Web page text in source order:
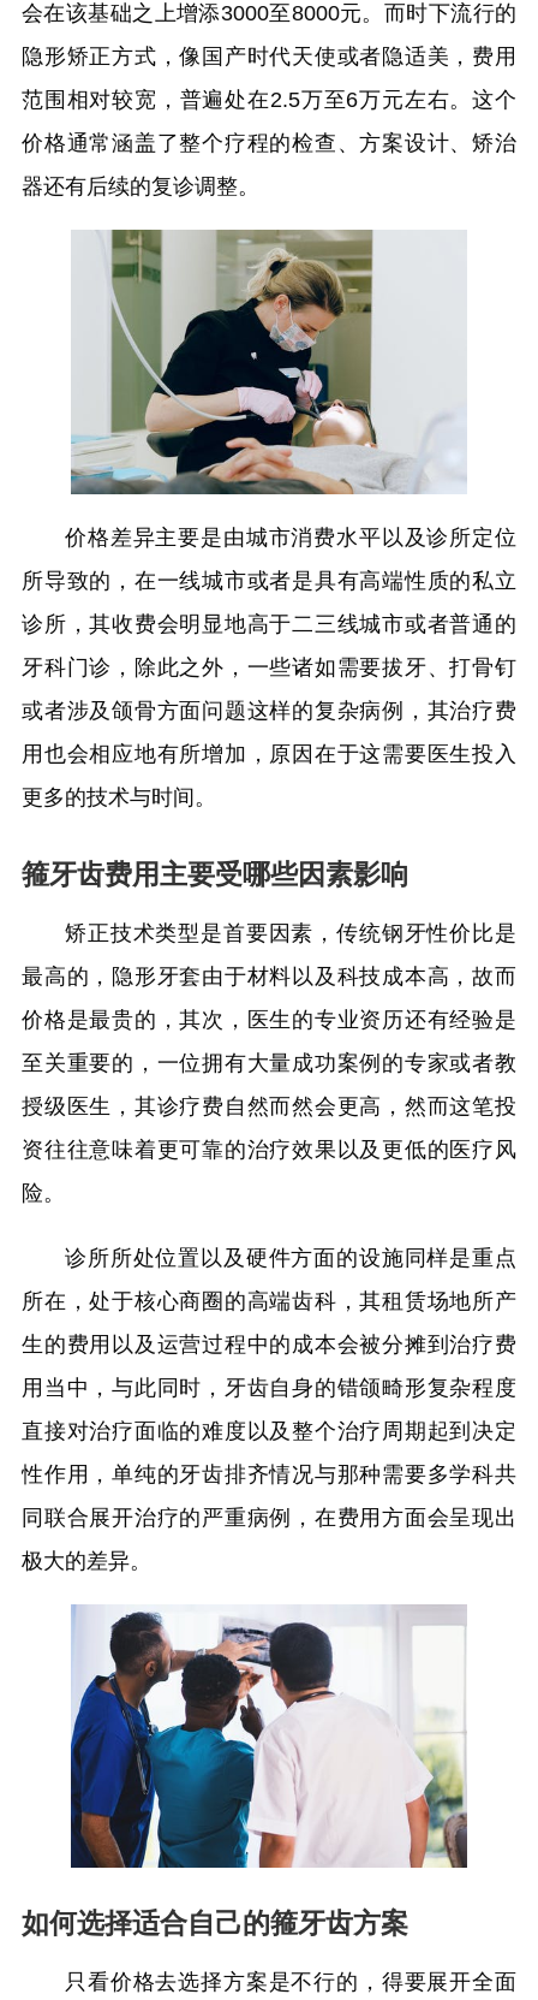
会在该基础之上增添3000至8000元。而时下流行的
隐形矫正方式，像国产时代天使或者隐适美，费用
范围相对较宽，普遍处在2.5万至6万元左右。这个
价格通常涵盖了整个疗程的检查、方案设计、矫治
器还有后续的复诊调整。
价格差异主要是由城市消费水平以及诊所定位
所导致的，在一线城市或者是具有高端性质的私立
诊所，其收费会明显地高于二三线城市或者普通的
牙科门诊，除此之外，一些诸如需要拔牙、打骨钉
或者涉及颌骨方面问题这样的复杂病例，其治疗费
用也会相应地有所增加，原因在于这需要医生投入
更多的技术与时间。
箍牙齿费用主要受哪些因素影响
矫正技术类型是首要因素，传统钢牙性价比是
最高的，隐形牙套由于材料以及科技成本高，故而
价格是最贵的，其次，医生的专业资历还有经验是
至关重要的，一位拥有大量成功案例的专家或者教
授级医生，其诊疗费自然而然会更高，然而这笔投
资往往意味着更可靠的治疗效果以及更低的医疗风
险。
诊所所处位置以及硬件方面的设施同样是重点
所在，处于核心商圈的高端齿科，其租赁场地所产
生的费用以及运营过程中的成本会被分摊到治疗费
用当中，与此同时，牙齿自身的错颌畸形复杂程度
直接对治疗面临的难度以及整个治疗周期起到决定
性作用，单纯的牙齿排齐情况与那种需要多学科共
同联合展开治疗的严重病例，在费用方面会呈现出
极大的差异。
如何选择适合自己的箍牙齿方案
只看价格去选择方案是不行的，得要展开全面